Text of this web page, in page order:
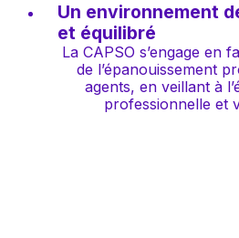
Un environnement
et équilibré
La CAPSO s’engage en
de l’épanouissement
agents, en veillant à
professionnelle et